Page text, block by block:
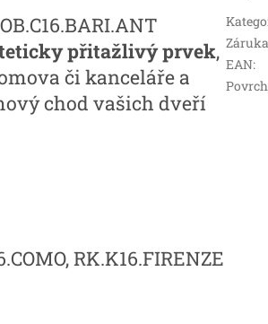
6.BARI.ANT
přitažlivý prvek,
či kanceláře a
chod vašich dveří
RK.K16.FIRENZE
Záruka
EAN:
Povrch